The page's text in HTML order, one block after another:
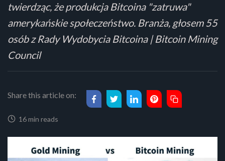
twierdząc, że produkcja Bitcoina "zatruwa"
amerykańskie społeczeństwo. Branża, głosem 55
osób z Rady Wydobycia Bitcoina | Bitcoin Mining
Council
Share this article on:
16 min reads